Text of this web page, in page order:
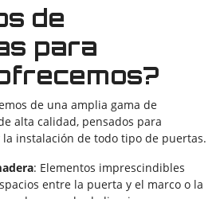
de
para
de una amplia gama de
alta calidad, pensados para
instalación de todo tipo de puertas.
: Elementos imprescindibles
entre la puerta y el marco o la